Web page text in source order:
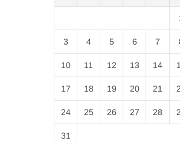
3 4 5 6 7
10 11 12 13 14
17 18 19 20 21
24 25 26 27 28
31